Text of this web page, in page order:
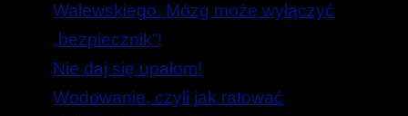
Walewskiego. Mózg może wyłączyć
„bezpiecznik”!
Nie daj się upałom!
Wodowanie, czyli jak ratować